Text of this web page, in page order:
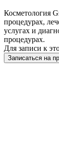
Косметология
процедурах,
услугах и
процедурах.
Для записи к
Записаться на